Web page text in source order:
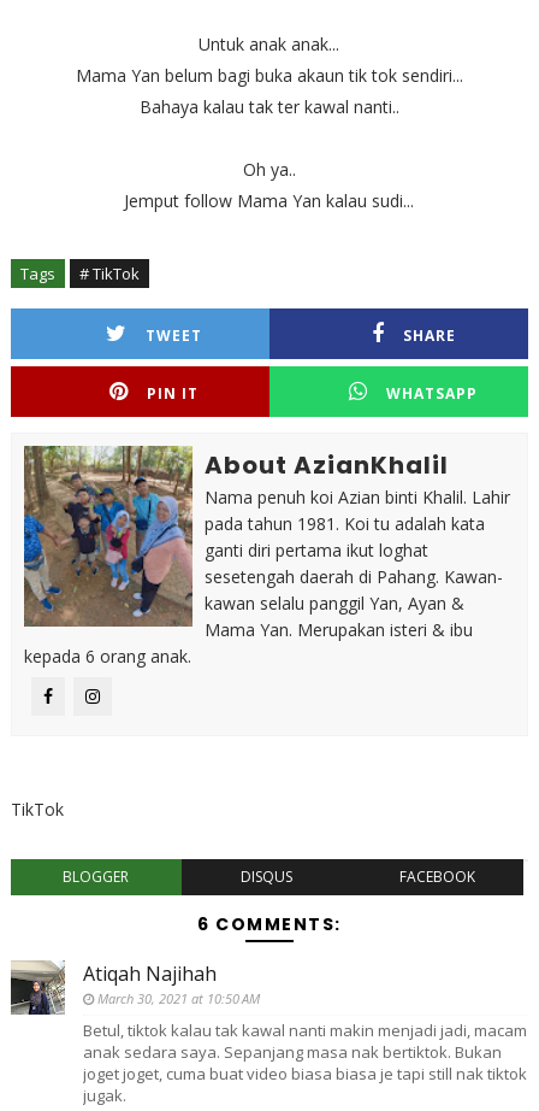
Untuk anak anak...
Mama Yan belum bagi buka akaun tik tok sendiri...
Bahaya kalau tak ter kawal nanti..
Oh ya..
Jemput follow Mama Yan kalau sudi...
Tags # TikTok
TWEET SHARE
PIN IT WHATSAPP
About AzianKhalil
Nama penuh koi Azian binti Khalil. Lahir
pada tahun 1981. Koi tu adalah kata
ganti diri pertama ikut loghat
sesetengah daerah di Pahang. Kawan-
kawan selalu panggil Yan, Ayan &
Mama Yan. Merupakan isteri & ibu
kepada 6 orang anak.
TikTok
BLOGGER DISQUS FACEBOOK
6 COMMENTS:
Atiqah Najihah
March 30, 2021 at 10:50 AM
Betul, tiktok kalau tak kawal nanti makin menjadi jadi, macam
anak sedara saya. Sepanjang masa nak bertiktok. Bukan
joget joget, cuma buat video biasa biasa je tapi still nak tiktok
jugak.